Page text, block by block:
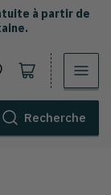
à partir de
Recherche
Ouvrir le panier